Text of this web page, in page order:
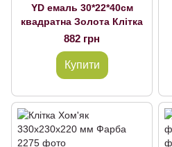
YD емаль 30*22*40см
квадратна Золота Клітка
882 грн
Купити